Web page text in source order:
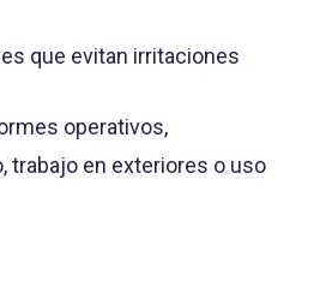
que evitan irritaciones
operativos,
trabajo en exteriores o uso